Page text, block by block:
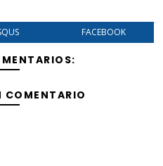
FACEBOOK
COMENTARIO